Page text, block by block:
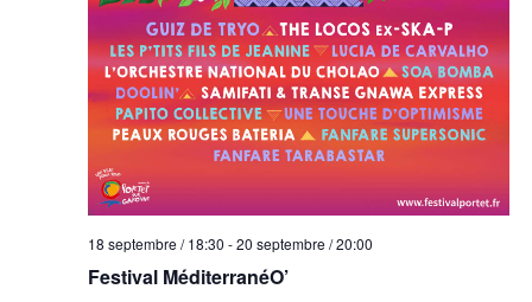
Festival MéditerranéO’
18 septembre / 18:30 -20 septembre / 20:00